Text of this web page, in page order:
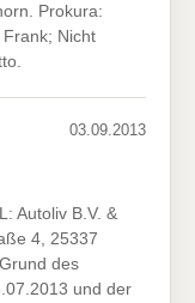
Prokura:
Nicht
03.09.2013
Autoliv B.V. &
4, 25337
des
und der